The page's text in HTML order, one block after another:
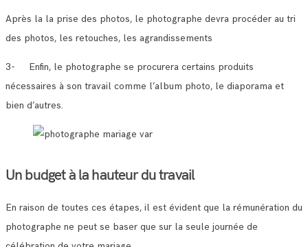
Après la la prise des photos, le photographe devra procéder au tri
des photos, les retouches, les agrandissements
3- Enfin, le photographe se procurera certains produits
nécessaires à son travail comme l’album photo, le diaporama et
bien d’autres.
Un budget à la hauteur du travail
En raison de toutes ces étapes, il est évident que la rémunération du
photographe ne peut se baser que sur la seule journée de